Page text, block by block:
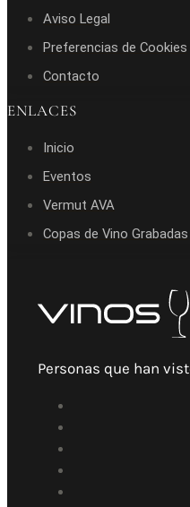
Aviso Legal
Preferencias de Cookies
Contacto
ENLACES
Inicio
Eventos
Vermut AVA
Copas de Vino Grabadas
Personas que han